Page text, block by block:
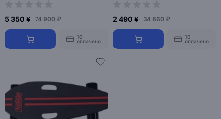
5 350 ¥ 74 900 ₽
10
оплачено
2 490 ¥ 34 860 ₽
10
оплачено